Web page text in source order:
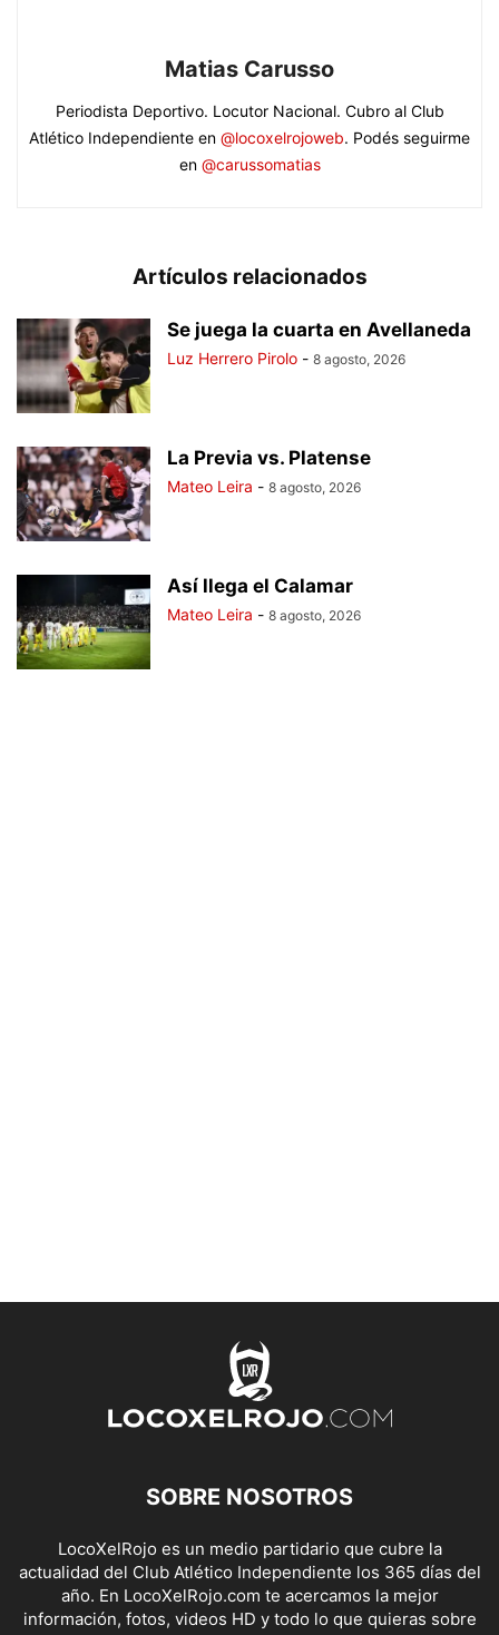
Matias Carusso
Periodista Deportivo. Locutor Nacional. Cubro al Club
Atlético Independiente en @locoxelrojoweb. Podés seguirme
en @carussomatias
Artículos relacionados
Se juega la cuarta en Avellaneda
Luz Herrero Pirolo - 8 agosto, 2026
La Previa vs. Platense
Mateo Leira - 8 agosto, 2026
Así llega el Calamar
Mateo Leira - 8 agosto, 2026
SOBRE NOSOTROS
LocoXelRojo es un medio partidario que cubre la
actualidad del Club Atlético Independiente los 365 días del
año. En LocoXelRojo.com te acercamos la mejor
información, fotos, videos HD y todo lo que quieras sobre